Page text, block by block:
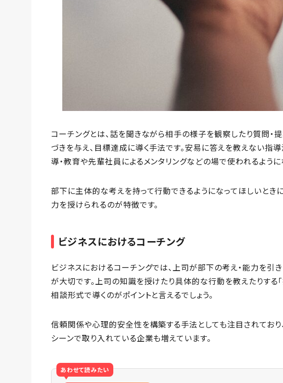
コーチングとは、話を聞きながら相手の様子を観察したり質問・
づきを与え、目標達成に導く手法です。安易に答えを教えない指
導・教育や先輩社員によるメンタリングなどの場で使われるように
部下に主体的な考えを持って行動できるようになってほしいとき
力を授けられるのが特徴です。
ビジネスにおけるコーチング
ビジネスにおけるコーチングでは、上司が部下の考え・能力を引
が大切です。上司の知識を授けたり具体的な行動を教えたりする「
相談形式で導くのがポイントと言えるでしょう。
信頼関係や心理的安全性を構築する手法としても注目されてお
シーンで取り入れている企業も増えています。
あわせて読みたい